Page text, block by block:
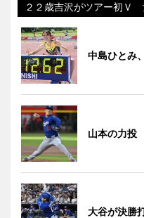
２２歳吉沢がツアー初Ｖ
中島ひとみ
山本の力投
大谷が決勝